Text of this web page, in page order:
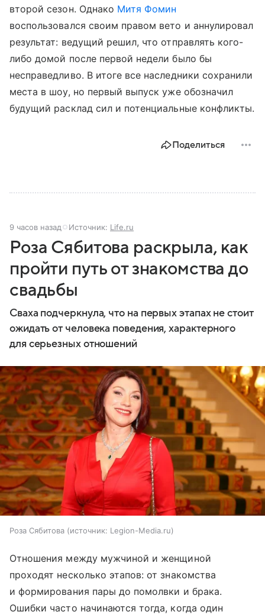
второй сезон. Однако Митя Фомин
воспользовался своим правом вето и аннулировал
результат: ведущий решил, что отправлять кого-
либо домой после первой недели было бы
несправедливо. В итоге все наследники сохранили
места в шоу, но первый выпуск уже обозначил
будущий расклад сил и потенциальные конфликты.
Поделиться
9 часов назад Источник: Life.ru
Роза Сябитова раскрыла, как
пройти путь от знакомства до
свадьбы
Сваха подчеркнула, что на первых этапах не стоит
ожидать от человека поведения, характерного
для серьезных отношений
Роза Сябитова источник: Legion-Media.ru
Отношения между мужчиной и женщиной
проходят несколько этапов: от знакомства
и формирования пары до помолвки и брака.
Ошибки часто начинаются тогда, когда один